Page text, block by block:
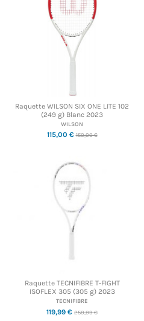
Raquette WILSON SIX ONE LITE 102
(249 g) Blanc 2023
WILSON
115,00 €150,00 €
Raquette TECNIFIBRE T-FIGHT
ISOFLEX 305 (305 g) 2023
TECNIFIBRE
119,99 € 259,99 €